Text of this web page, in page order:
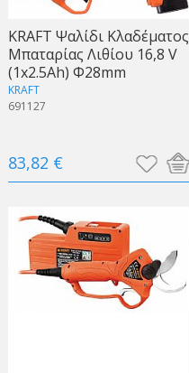
KRAFT Ψαλίδι Κλαδέματος
Μπαταρίας Λιθίου 16,8 V
(1x2.5Ah) Φ28mm
KRAFT
691127
83,82 €